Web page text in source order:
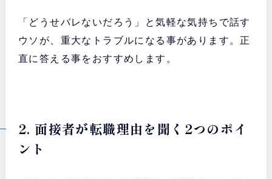
「どうせバレないだろう」と気軽な気持ちで話す
ウソが、重大なトラブルになる事があります。正
直に答える事をおすすめします。
2. 面接者が転職理由を聞く2つのポイ
ント